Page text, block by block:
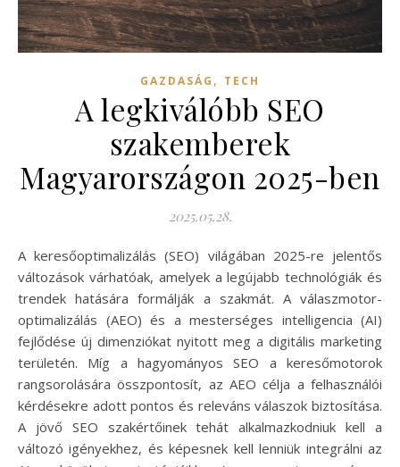
GAZDASÁG , TECH
A legkiválóbb SEO
szakemberek
Magyarországon 2025-ben
2025.05.28.
A keresőoptimalizálás (SEO) világában 2025-re jelentős
változások várhatóak, amelyek a legújabb technológiák és
trendek hatására formálják a szakmát. A válaszmotor-
optimalizálás (AEO) és a mesterséges intelligencia (AI)
fejlődése új dimenziókat nyitott meg a digitális marketing
területén. Míg a hagyományos SEO a keresőmotorok
rangsorolására összpontosít, az AEO célja a felhasználói
kérdésekre adott pontos és releváns válaszok biztosítása.
A jövő SEO szakértőinek tehát alkalmazkodniuk kell a
változó igényekhez, és képesnek kell lenniük integrálni az